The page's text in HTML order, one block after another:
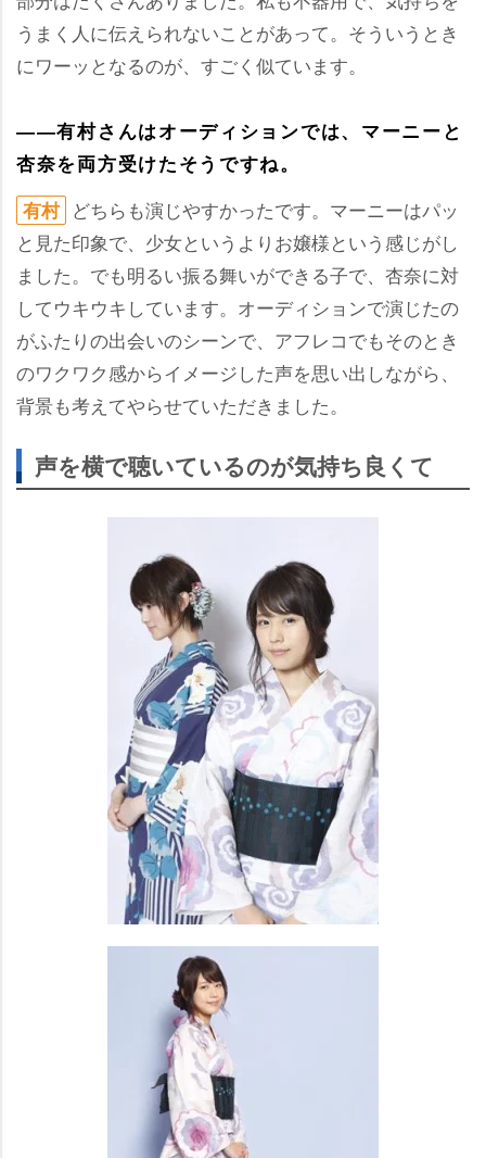
うまく人に伝えられないことがあって。そういうとき
にワーッとなるのが、すごく似ています。
――有村さんはオーディションでは、マーニーと
杏奈を両方受けたそうですね。
有村 どちらも演じやすかったです。マーニーはパッ
と見た印象で、少女というよりお嬢様という感じがし
ました。でも明るい振る舞いができる子で、杏奈に対
してウキウキしています。オーディションで演じたの
がふたりの出会いのシーンで、アフレコでもそのとき
のワクワク感からイメージした声を思い出しながら、
背景も考えてやらせていただきました。
声を横で聴いているのが気持ち良くて